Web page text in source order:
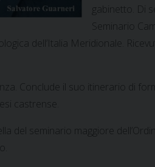
gabinetto. Di
Seminario
dell’Italia Meridionale.
Conclude il suo itinerario di
castrense.
del seminario maggiore